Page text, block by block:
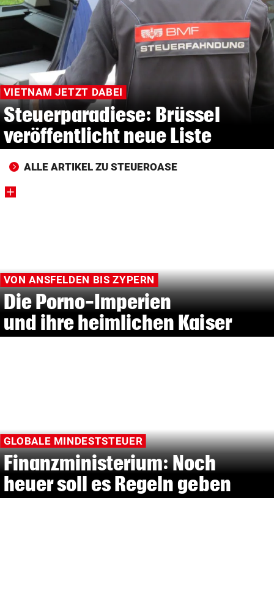
© Krone Multimedia GmbH & Co KG 2026
Muthgasse 2, 1190 Wien
VIETNAM JETZT DABEI
Steuerparadiese: Brüssel
veröffentlicht neue Liste
ALLE ARTIKEL ZU STEUEROASE
VON ANSFELDEN BIS ZYPERN
Die Porno-Imperien
und ihre heimlichen Kaiser
GLOBALE MINDESTSTEUER
Finanzministerium: Noch
heuer soll es Regeln geben